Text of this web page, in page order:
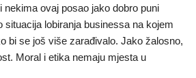
nekima ovaj posao jako dobro puni
situacija lobiranja businessa na kojem
bi se još više zarađivalo. Jako žalosno,
Moral i etika nemaju mjesta u